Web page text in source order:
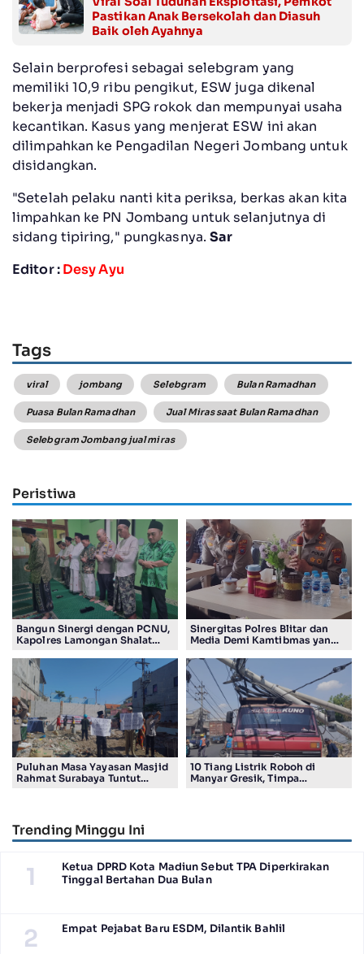
Pastikan Anak Bersekolah dan Diasuh
Baik oleh Ayahnya
Selain berprofesi sebagai selebgram yang
memiliki 10,9 ribu pengikut, ESW juga dikenal
bekerja menjadi SPG rokok dan mempunyai usaha
kecantikan. Kasus yang menjerat ESW ini akan
dilimpahkan ke Pengadilan Negeri Jombang untuk
disidangkan.
"Setelah pelaku nanti kita periksa, berkas akan kita
limpahkan ke PN Jombang untuk selanjutnya di
sidang tipiring," pungkasnya.Sar
Editor :Desy Ayu
Tags
viral jombang Selebgram Bulan Ramadhan
Puasa Bulan Ramadhan Jual Miras saat Bulan Ramadhan
Selebgram Jombang jual miras
Peristiwa
Bangun Sinergi dengan PCNU,
Kapolres Lamongan Shalat
Pengurus
Sinergitas Polres Blitar dan
Media Demi Kamtibmas yang
Puluhan Masa Yayasan Masjid
Rahmat Surabaya Tuntut
10 Tiang Listrik Roboh di
Manyar Gresik, Timpa
Trending Minggu Ini
1
Ketua DPRD Kota Madiun Sebut TPA Diperkirakan
Tinggal Bertahan Dua Bulan
2 Empat Pejabat Baru ESDM, Dilantik Bahlil